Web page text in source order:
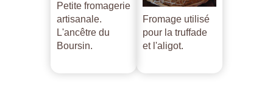
Petite fromagerie
artisanale.
L'ancêtre du
Boursin.
Fromage utilisé
pour la truffade
et l'aligot.